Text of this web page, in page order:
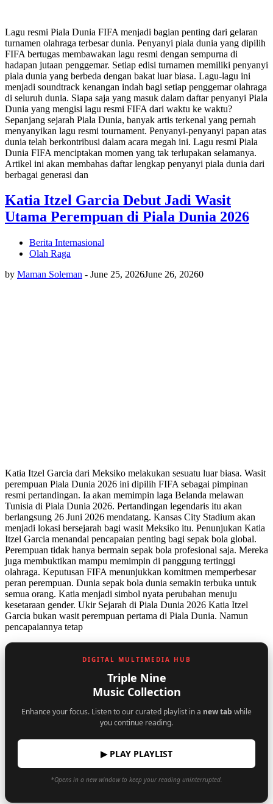
Lagu resmi Piala Dunia FIFA menjadi bagian penting dari gelaran
turnamen olahraga terbesar dunia. Penyanyi piala dunia yang dipilih
FIFA bertugas membawakan lagu resmi dengan sempurna di
hadapan jutaan penggemar. Setiap edisi turnamen memiliki penyanyi
piala dunia yang berbeda dengan bakat luar biasa. Lagu-lagu ini
menjadi soundtrack kenangan indah bagi setiap penggemar olahraga
di seluruh dunia. Siapa saja yang masuk dalam daftar penyanyi Piala
Dunia yang mengisi lagu resmi FIFA dari waktu ke waktu?
Sepanjang sejarah Piala Dunia, banyak artis terkenal yang pernah
menyanyikan lagu resmi tournament. Penyanyi-penyanyi papan atas
dunia telah berkontribusi dalam acara megah ini. Lagu resmi Piala
Dunia FIFA menciptakan momen yang tak terlupakan selamanya.
Artikel ini akan membahas daftar lengkap penyanyi piala dunia dari
berbagai generasi dan
Katia Itzel Garcia Debut Jadi Wasit
Utama Perempuan di Piala Dunia 2026
Berita Internasional
Olah Raga
by Maman Soleman - June 25, 2026June 26, 20260
Katia Itzel Garcia dari Meksiko melakukan sesuatu luar biasa. Wasit
perempuan Piala Dunia 2026 ini dipilih FIFA sebagai pimpinan
resmi pertandingan. Ia akan memimpin laga Belanda melawan
Tunisia di Piala Dunia 2026. Pertandingan legendaris itu akan
berlangsung 26 Juni 2026 mendatang. Kansas City Stadium akan
menjadi lokasi bersejarah bagi wasit Meksiko itu. Penunjukan Katia
Itzel Garcia menandai pencapaian penting bagi sepak bola global.
Perempuan tidak hanya bermain sepak bola profesional saja. Mereka
juga membuktikan mampu memimpin di panggung tertinggi
olahraga. Keputusan FIFA menunjukkan komitmen memperbesar
peran perempuan. Dunia sepak bola dunia semakin terbuka untuk
semua orang. Katia menjadi simbol nyata perubahan menuju
kesetaraan gender. Ukir Sejarah di Piala Dunia 2026 Katia Itzel
Garcia bukan wasit perempuan pertama di Piala Dunia. Namun
pencapaiannya tetap
DIGITAL MULTIMEDIA HUB
Triple Nine
Music Collection
Enhance your focus. Listen to our curated playlist in a new tab while
you continue reading.
▶ PLAY PLAYLIST
*Opens in a new window to keep your reading uninterrupted.